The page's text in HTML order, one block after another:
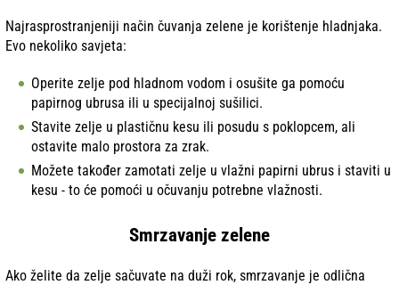
Najrasprostranjeniji način čuvanja zelene je korištenje hladnjaka.
Evo nekoliko savjeta:
Operite zelje pod hladnom vodom i osušite ga pomoću
papirnog ubrusa ili u specijalnoj sušilici.
Stavite zelje u plastičnu kesu ili posudu s poklopcem, ali
ostavite malo prostora za zrak.
Možete također zamotati zelje u vlažni papirni ubrus i staviti u
kesu - to će pomoći u očuvanju potrebne vlažnosti.
Smrzavanje zelene
Ako želite da zelje sačuvate na duži rok, smrzavanje je odlična